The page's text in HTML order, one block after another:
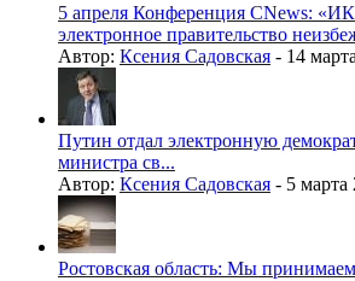
5 апреля Конференция CNews:
электронное правительство
Автор: Ксения Садовская - 14
Путин отдал электронную
министра св...
Автор: Ксения Садовская - 5 марта
Ростовская область: Мы